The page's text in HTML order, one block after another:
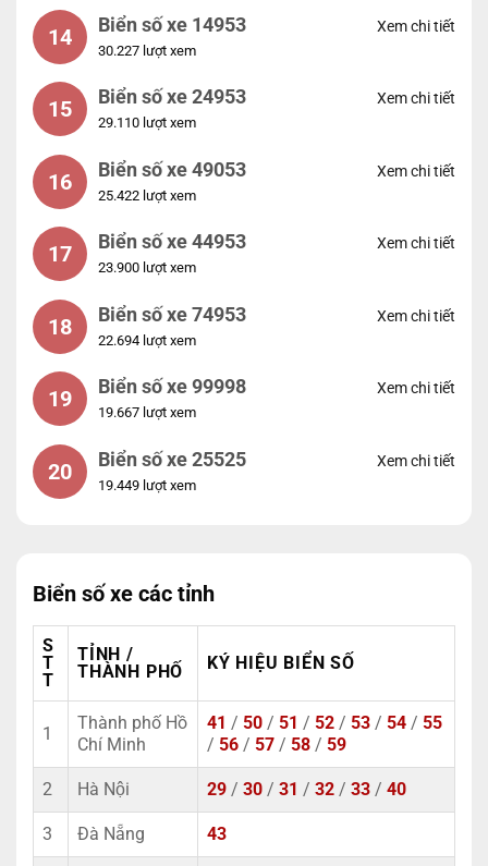
14 Biển số xe 14953
30.227 lượt xem
Xem chi tiết
15 Biển số xe 24953
29.110 lượt xem
Xem chi tiết
16 Biển số xe 49053
25.422 lượt xem
Xem chi tiết
17 Biển số xe 44953
23.900 lượt xem
Xem chi tiết
18 Biển số xe 74953
22.694 lượt xem
Xem chi tiết
19 Biển số xe 99998
19.667 lượt xem
Xem chi tiết
20 Biển số xe 25525
19.449 lượt xem
Xem chi tiết
Biển số xe các tỉnh
S
T
T
TỈNH /
THÀNH PHỐ
KÝ HIỆU BIỂN SỐ
1
Thành phố Hồ
Chí Minh
41 / 50 / 51 / 52 / 53 / 54 / 55
/ 56 / 57 / 58 / 59
2 Hà Nội 29 / 30 / 31 / 32 / 33 / 40
3 Đà Nẵng 43